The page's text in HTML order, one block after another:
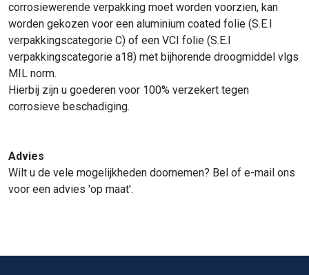
corrosiewerende verpakking moet worden voorzien, kan
worden gekozen voor een aluminium coated folie (S.E.I
verpakkingscategorie C) of een VCI folie (S.E.I
verpakkingscategorie a18) met bijhorende droogmiddel vlgs
MIL norm.
Hierbij zijn u goederen voor 100% verzekert tegen
corrosieve beschadiging.
Advies
Wilt u de vele mogelijkheden doornemen? Bel of e-mail ons
voor een advies 'op maat'.